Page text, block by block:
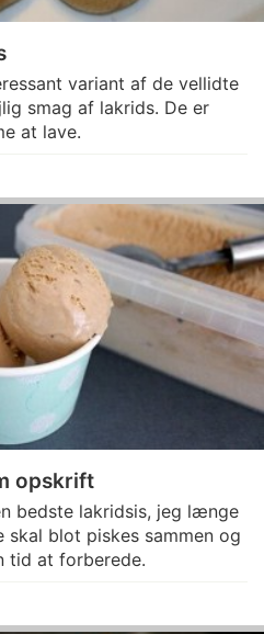
variant af de vellidte
smag af lakrids. De er
at lave.
opskrift
bedste lakridsis, jeg længe
skal blot piskes sammen og
tid at forberede.